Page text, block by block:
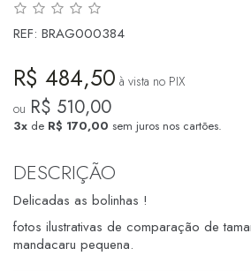
REF: BRAG000384
R$ 484,50 à vista no PIX
ou R$ 510,00
3x de R$ 170,00 sem juros nos cartões.
DESCRIÇÃO
Delicadas as bolinhas !
fotos ilustrativas de comparação de
mandacaru pequena.